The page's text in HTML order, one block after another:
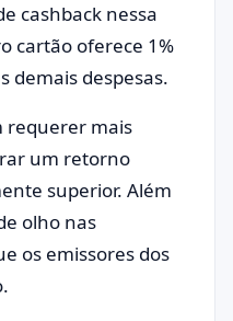
cashback nessa
cartão oferece 1%
demais despesas.
requerer mais
um retorno
superior. Além
olho nas
os emissores dos